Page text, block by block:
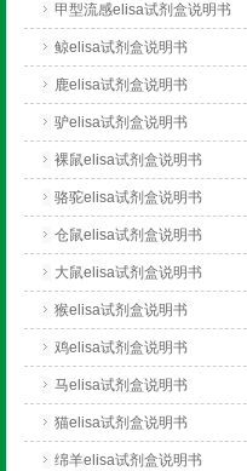
甲型流感elisa试剂盒说明书
鲸elisa试剂盒说明书
鹿elisa试剂盒说明书
驴elisa试剂盒说明书
裸鼠elisa试剂盒说明书
骆驼elisa试剂盒说明书
仓鼠elisa试剂盒说明书
大鼠elisa试剂盒说明书
猴elisa试剂盒说明书
鸡elisa试剂盒说明书
马elisa试剂盒说明书
猫elisa试剂盒说明书
绵羊elisa试剂盒说明书